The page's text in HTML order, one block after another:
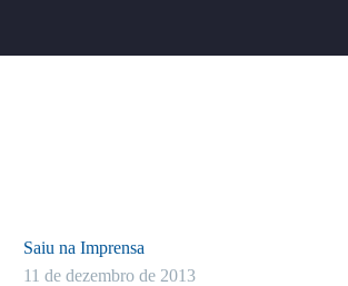
Saiu na Imprensa
11 de dezembro de 2013